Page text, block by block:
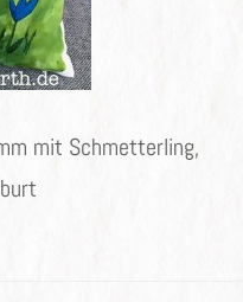
mit Schmetterling,